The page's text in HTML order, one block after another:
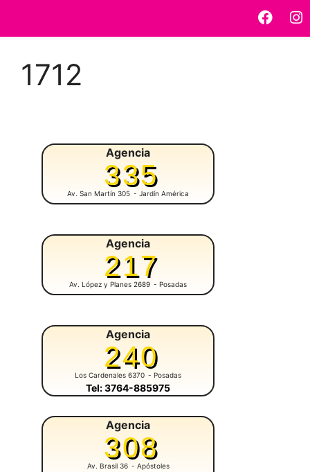
1712
Agencia
335
Av. San Martín 305 - Jardín América
Agencia
217
Av. López y Planes 2689 - Posadas
Agencia
240
Los Cardenales 6370 - Posadas
Tel: 3764-885975
Agencia
308
Av. Brasil 36 - Apóstoles